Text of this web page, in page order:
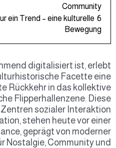
Community
6
ein Trend – eine kulturelle
Bewegung
digitalisiert ist, erlebt
Facette eine
Rückkehr in das kollektive
Flipperhallenzene. Diese
sozialer Interaktion
stehen heute vor einer
geprägt von moderner
Nostalgie, Community und